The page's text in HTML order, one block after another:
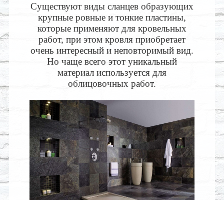
Существуют виды сланцев образующих
крупные ровные и тонкие пластины,
которые применяют для кровельных
работ, при этом кровля приобретает
очень интересный и неповторимый вид.
Но чаще всего этот уникальный
материал используется для
облицовочных работ.